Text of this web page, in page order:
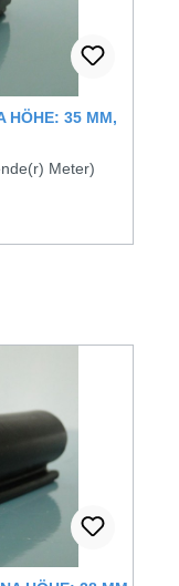
HÖHE: 35 MM,
Meter)